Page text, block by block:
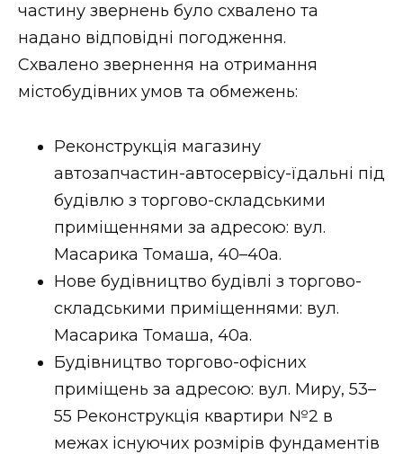
ФОТО
ВІДЕО
частину звернень було схвалено та
надано відповідні погодження.
Схвалено звернення на отримання
містобудівних умов та обмежень:
Реконструкція магазину
автозапчастин-автосервісу-їдальні під
будівлю з торгово-складськими
приміщеннями за адресою: вул.
Масарика Томаша, 40–40а.
Нове будівництво будівлі з торгово-
складськими приміщеннями: вул.
Масарика Томаша, 40а.
Будівництво торгово-офісних
приміщень за адресою: вул. Миру, 53–
55 Реконструкція квартири №2 в
межах існуючих розмірів фундаментів